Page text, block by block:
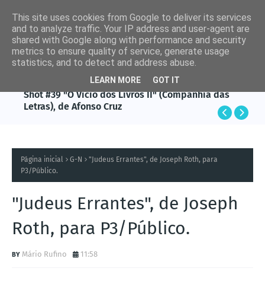
Shot #39 "O Vício dos Livros II" (Companhia das
Letras), de Afonso Cruz
Página inicial G-N
"Judeus Errantes", de Joseph Roth, para
P3/Público.
"Judeus Errantes", de Joseph
Roth, para P3/Público.
Mário Rufino 11:58
This site uses cookies from Google to deliver its services
and to analyze traffic. Your IP address and user-agent are
shared with Google along with performance and security
metrics to ensure quality of service, generate usage
statistics, and to detect and address abuse.
LEARN MORE GOT IT